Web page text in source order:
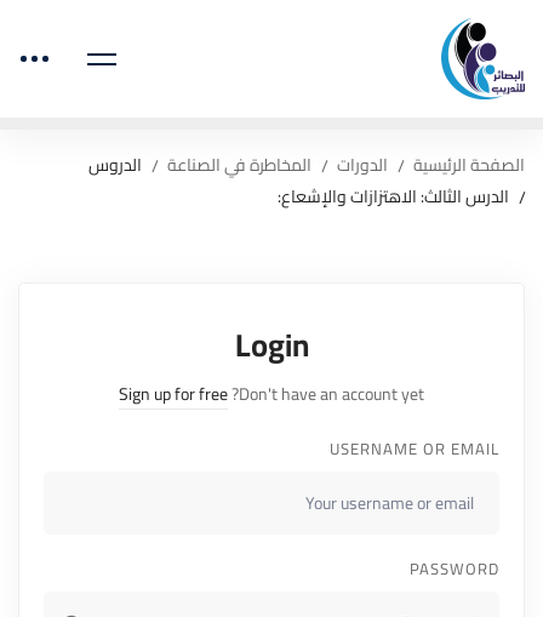
الصفحة الرئيسية الدورات المخاطرة في الصناعة
الدروس
الدرس الثالث: الاهتزازات والإشعاع:
Login
Don't have an account yet?
Sign up for free
USERNAME OR EMAIL
PASSWORD